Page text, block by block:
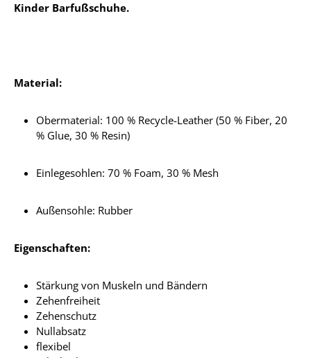
Kinder Barfußschuhe.
Material:
Obermaterial: 100 % Recycle-Leather (50 % Fiber, 20
% Glue, 30 % Resin)
Einlegesohlen: 70 % Foam, 30 % Mesh
Außensohle: Rubber
Eigenschaften:
Stärkung von Muskeln und Bändern
Zehenfreiheit
Zehenschutz
Nullabsatz
flexibel